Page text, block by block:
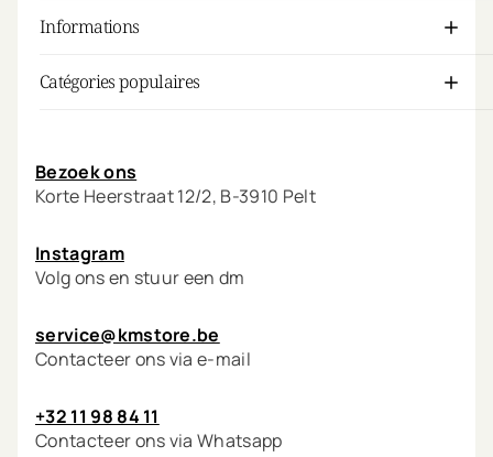
Informations
Catégories populaires
Bezoek ons
Korte Heerstraat 12/2, B-3910 Pelt
Instagram
Volg ons en stuur een dm
service@kmstore.be
Contacteer ons via e-mail
+32 11 98 84 11
Contacteer ons via Whatsapp